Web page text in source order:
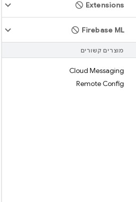
Extensions
Firebase ML
מוצרים קשורים
Cloud Messaging
Remote Config